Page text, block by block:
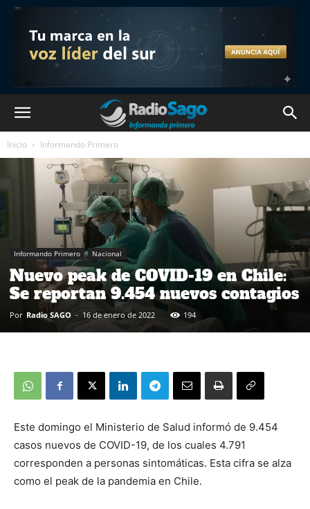
Inicio Informando Primero
Informando Primero Nacional
Nuevo peak de COVID-19 en Chile:
Se reportan 9.454 nuevos contagios
Por Radio SAGO - 16 de enero de 2022 194
Este domingo el Ministerio de Salud informó de 9.454
casos nuevos de COVID-19, de los cuales 4.791
corresponden a personas sintomáticas. Esta cifra se alza
como el peak de la pandemia en Chile.